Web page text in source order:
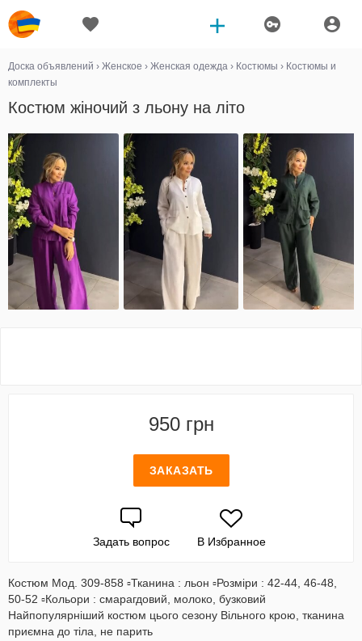
Доска объявлений › Женское › Женская одежда › Костюмы › Костюмы и
комплекты
Костюм жіночий з льону на літо
950 грн
ЗАКАЗАТЬ
Задать вопрос В Избранное
Костюм Мод. 309-858 ▫️Тканина : льон ▫️Розміри : 42-44, 46-48,
50-52 ▫️Кольори : смарагдовий, молоко, бузковий
Найпопулярніший костюм цього сезону Вільного крою, тканина
приємна до тіла, не парить